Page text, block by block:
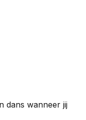
dans wanneer jij